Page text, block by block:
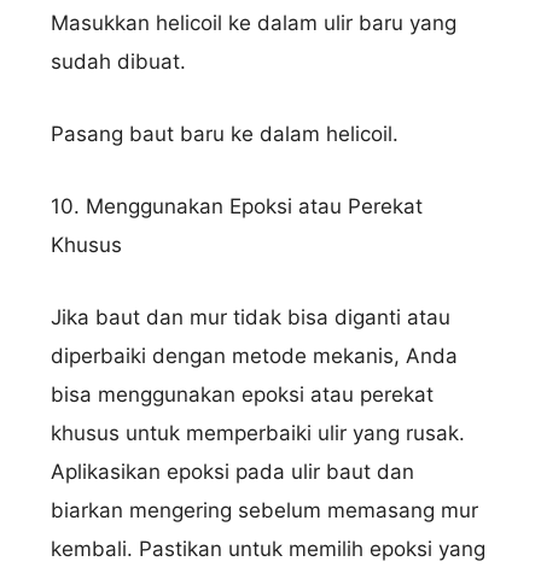
Masukkan helicoil ke dalam ulir baru yang
sudah dibuat.
Pasang baut baru ke dalam helicoil.
10. Menggunakan Epoksi atau Perekat
Khusus
Jika baut dan mur tidak bisa diganti atau
diperbaiki dengan metode mekanis, Anda
bisa menggunakan epoksi atau perekat
khusus untuk memperbaiki ulir yang rusak.
Aplikasikan epoksi pada ulir baut dan
biarkan mengering sebelum memasang mur
kembali. Pastikan untuk memilih epoksi yang